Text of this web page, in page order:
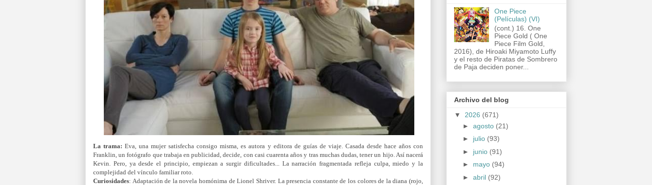
La trama: Eva, una mujer satisfecha consigo misma, es autora y editora de guías de viaje. Casada desde hace años con
Franklin, un fotógrafo que trabaja en publicidad, decide, con casi cuarenta años y tras muchas dudas, tener un hijo. Así nacerá
Kevin. Pero, ya desde el principio, empiezan a surgir dificultades... La narración fragmentada refleja culpa, miedo y la
complejidad del vínculo familiar roto.
Curiosidades: Adaptación de la novela homónima de Lionel Shriver. La presencia constante de los colores de la diana (rojo,
One Piece
(Películas) (VI)
(cont.) 16. One
Piece Gold ( One
Piece Film Gold,
2016), de Hiroaki Miyamoto Luffy
y el resto de Piratas de Sombrero
de Paja deciden poner...
Archivo del blog
▼ 2026 (671)
► agosto (21)
► julio (93)
► junio (91)
► mayo (94)
► abril (92)